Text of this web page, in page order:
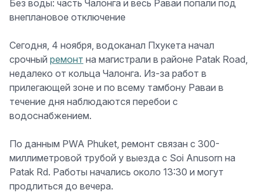
Без воды: часть Чалонга и весь Раваи попали под
внеплановое отключение
Сегодня, 4 ноября, водоканал Пхукета начал
срочный ремонт на магистрали в районе Patak Road,
недалеко от кольца Чалонга. Из-за работ в
прилегающей зоне и по всему тамбону Раваи в
течение дня наблюдаются перебои с
водоснабжением.
По данным PWA Phuket, ремонт связан с 300-
миллиметровой трубой у выезда с Soi Anusorn на
Patak Rd. Работы начались около 13:30 и могут
продлиться до вечера.